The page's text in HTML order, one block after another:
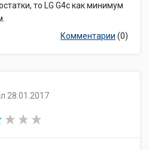
то LG G4с как минимум
Комментарии (0)
28.01.2017